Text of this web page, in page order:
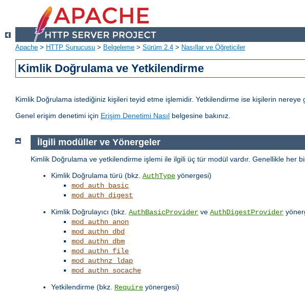
Apache > HTTP Sunucusu > Belgeleme > Sürüm 2.4 > Nasıllar ve Öğreticiler
Kimlik Doğrulama ve Yetkilendirme
Kimlik Doğrulama istediğiniz kişileri teyid etme işlemidir. Yetkilendirme ise kişilerin
Genel erişim denetimi için Erişim Denetimi Nasıl belgesine bakınız.
İlgili modüller ve Yönergeler
Kimlik Doğrulama ve yetkilendirme işlemi ile ilgili üç tür modül vardır. Genellikle her
Kimlik Doğrulama türü (bkz. AuthType yönergesi)
mod_auth_basic
mod_auth_digest
Kimlik Doğrulayıcı (bkz. AuthBasicProvider ve AuthDigestProvider
mod_authn_anon
mod_authn_dbd
mod_authn_dbm
mod_authn_file
mod_authnz_ldap
mod_authn_socache
Yetkilendirme (bkz. Require yönergesi)